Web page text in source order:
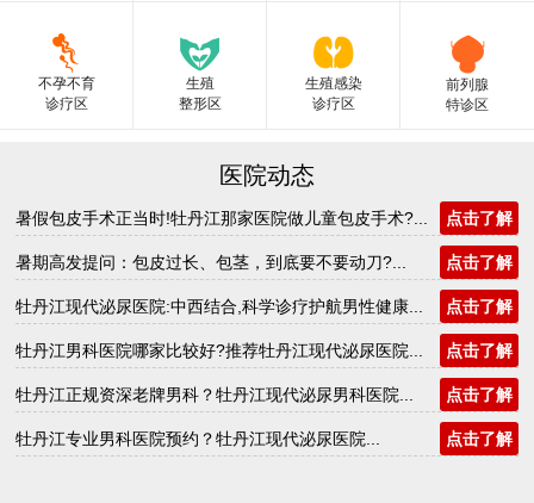
不孕不育
诊疗区
生殖
整形区
生殖感染
诊疗区
前列腺
特诊区
医院动态
暑假包皮手术正当时!牡丹江那家医院做儿童包皮手术?... 点击了解
暑期高发提问：包皮过长、包茎，到底要不要动刀?... 点击了解
牡丹江现代泌尿医院:中西结合,科学诊疗护航男性健康... 点击了解
牡丹江男科医院哪家比较好?推荐牡丹江现代泌尿医院... 点击了解
牡丹江正规资深老牌男科？牡丹江现代泌尿男科医院... 点击了解
牡丹江专业男科医院预约？牡丹江现代泌尿医院... 点击了解